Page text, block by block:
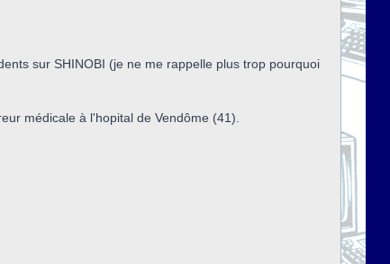
sur SHINOBI (je ne me rappelle plus trop pourquoi
médicale à l'hopital de Vendôme (41).